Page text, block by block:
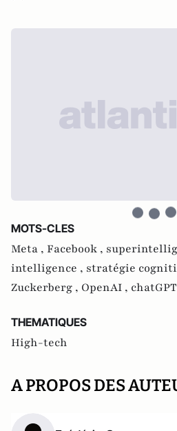
MOTS-CLES
Meta , Facebook ,
intelligence , stratégie
Zuckerberg , OpenAI ,
THEMATIQUES
High-tech
A PROPOS DES